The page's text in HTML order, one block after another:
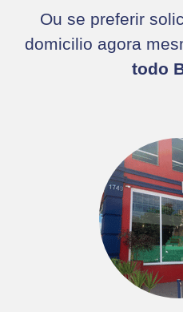
Ou se preferir
domicilio agora
todo